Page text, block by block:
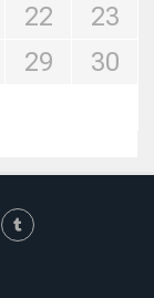
22
23
29
30